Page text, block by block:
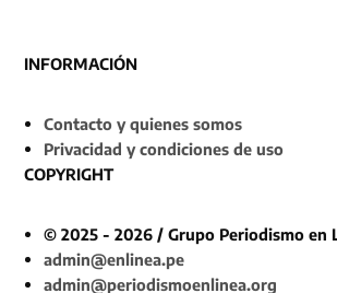
INFORMACIÓN
Contacto y quienes somos
Privacidad y condiciones de uso
COPYRIGHT
© 2025 - 2026 / Grupo Periodismo en
admin@enlinea.pe
admin@periodismoenlinea.org